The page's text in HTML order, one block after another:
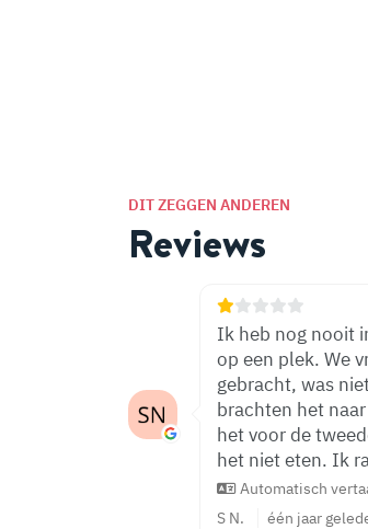
DIT ZEGGEN ANDEREN
Reviews
Ik heb nog nooit
op een plek. We
gebracht, was
brachten het
het voor de
het niet eten. Ik
Automatisch
S N.
één jaar